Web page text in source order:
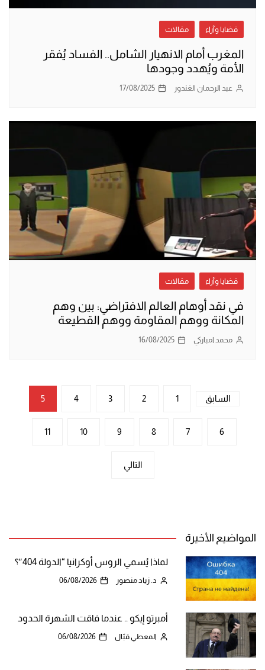
قضايا وآراء مقالات
المغرب أمام الانهيار الشامل.. الفساد يُفقر
الأمة ويُهدد وجودها
عبد الرحمان الغندور 17/08/2025
قضايا وآراء مقالات
في نقد أوهام العالم الافتراضي: بين وهم
المكانة ووهم المقاومة ووهم القطيعة
محمد امباركي 16/08/2025
تعدد
المقالات
السابق 1
2
3
4
5
6
7
8
9
10
11
التالي
المواضيع الأخيرة
لماذا يُسمي الروس أوكرانيا “الدولة 404″؟
د. زياد منصور 06/08/2026
أمبرتو إيكو .. عندما فاقت الشهرة الحدود
المعطي قبّال 06/08/2026